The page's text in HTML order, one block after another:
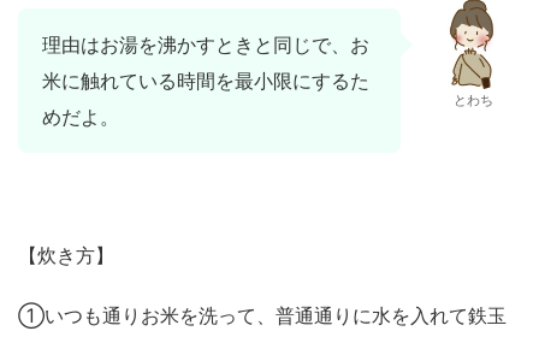
理由はお湯を沸かすときと同じで、お
米に触れている時間を最小限にするた
めだよ。
とわち
【炊き方】
①いつも通りお米を洗って、普通通りに水を入れて鉄玉